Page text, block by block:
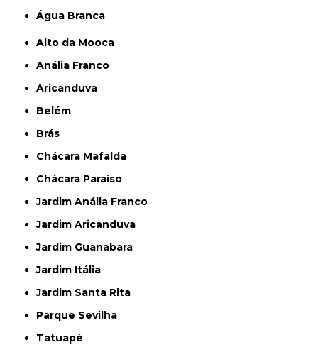
Água Branca
Alto da Mooca
Anália Franco
Aricanduva
Belém
Brás
Chácara Mafalda
Chácara Paraíso
Jardim Anália Franco
Jardim Aricanduva
Jardim Guanabara
Jardim Itália
Jardim Santa Rita
Parque Sevilha
Tatuapé